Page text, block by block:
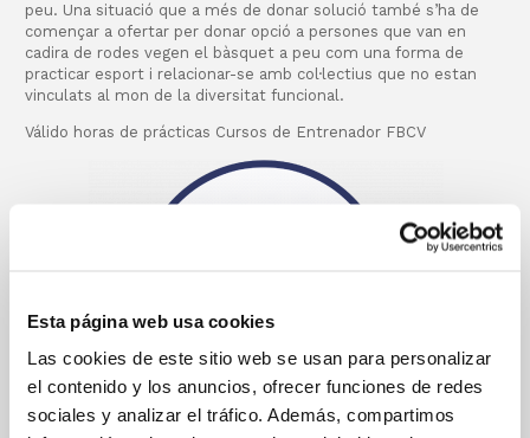
Esta página web usa cookies
Las cookies de este sitio web se usan para personalizar
el contenido y los anuncios, ofrecer funciones de redes
sociales y analizar el tráfico. Además, compartimos
peu. Una situació que a més de donar solució també s’ha de
començar a ofertar per donar opció a persones que van en
cadira de rodes vegen el bàsquet a peu com una forma de
practicar esport i relacionar-se amb col·lectius que no estan
vinculats al mon de la diversitat funcional.
Válido horas de prácticas Cursos de Entrenador FBCV